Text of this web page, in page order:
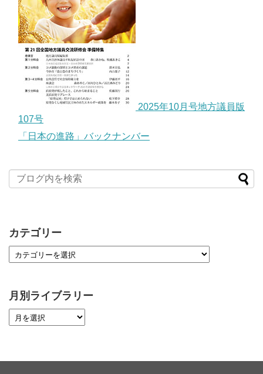
2025年10月号地方議員版
107号
「日本の進路」バックナンバー
カテゴリー
月別ライブラリー